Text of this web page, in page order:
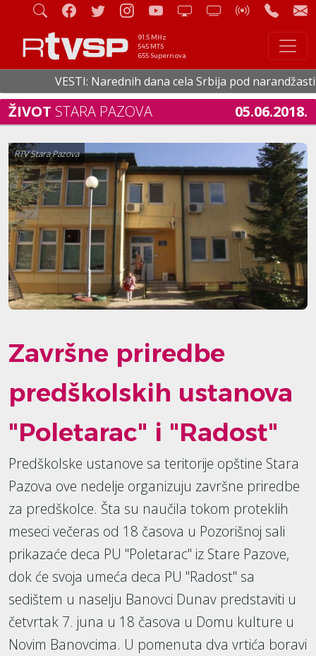
91.5 MHz
545 MTS
655 Supernova
VESTI: Narednih dana cela Srbija pod
ŽIVOT STARA PAZOVA 05.06.2018.
RTV Stara Pazova
Završne priredbe
predškolskih ustanova
"Poletarac" i "Radost"
Predškolske ustanove sa teritorije opštine Stara
Pazova ove nedelje organizuju završne priredbe
za predškolce. Šta su naučila tokom proteklih
meseci večeras od 18 časova u Pozorišnoj sali
prikazaće deca PU "Poletarac" iz Stare Pazove,
dok će svoja umeća deca PU "Radost" sa
sedištem u naselju Banovci Dunav predstaviti u
četvrtak 7. juna u 18 časova u Domu kulture u
Novim Banovcima. U pomenuta dva vrtića boravi